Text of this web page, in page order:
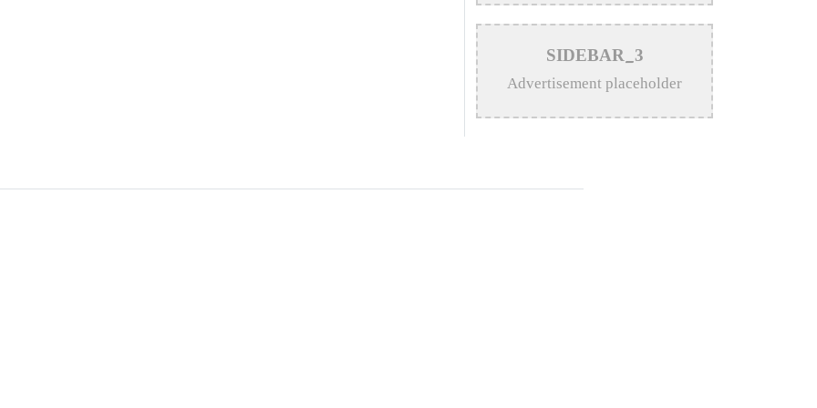
>
After Trump White House Uses
‘Firework’ in Iran Attack Video
Rahman
SIDEBAR_3
Advertisement placeholder